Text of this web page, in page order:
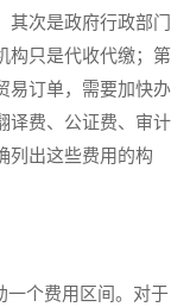
次是政府行政部门
构只是代收代缴；第
易订单，需要加快办
译费、公证费、审计
列出这些费用的构
个费用区间。对于